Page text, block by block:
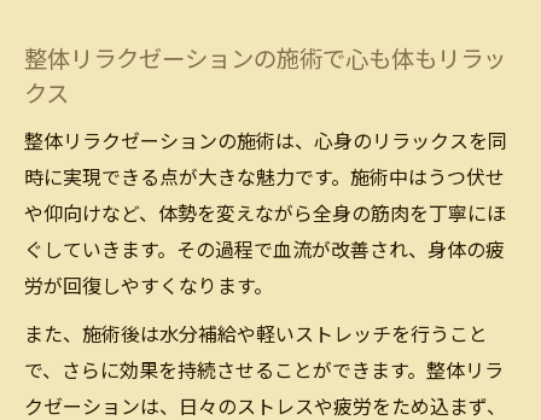
整体リラクゼーションの施術で心も体もリラッ
クス
整体リラクゼーションの施術は、心身のリラックスを同
時に実現できる点が大きな魅力です。施術中はうつ伏せ
や仰向けなど、体勢を変えながら全身の筋肉を丁寧にほ
ぐしていきます。その過程で血流が改善され、身体の疲
労が回復しやすくなります。
また、施術後は水分補給や軽いストレッチを行うこと
で、さらに効果を持続させることができます。整体リラ
クゼーションは、日々のストレスや疲労をため込まず、